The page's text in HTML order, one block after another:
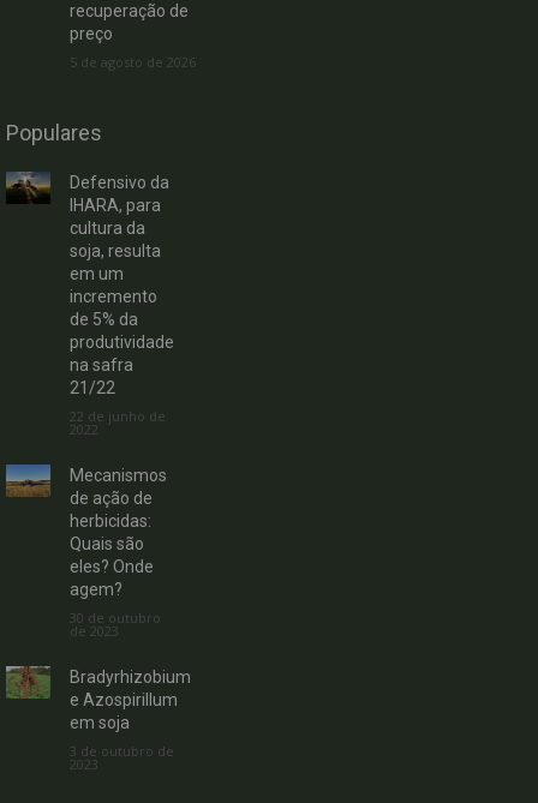
recuperação de
preço
5 de agosto de 2026
Populares
Defensivo da
IHARA, para
cultura da
soja, resulta
em um
incremento
de 5% da
produtividade
na safra
21/22
22 de junho de
2022
Mecanismos
de ação de
herbicidas:
Quais são
eles? Onde
agem?
30 de outubro
de 2023
Bradyrhizobium
e Azospirillum
em soja
3 de outubro de
2023